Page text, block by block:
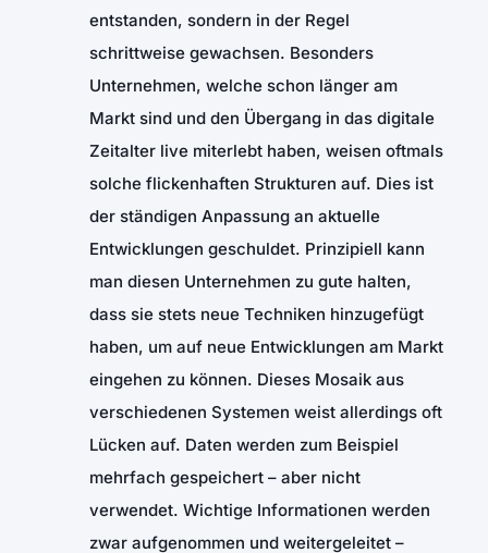
entstanden, sondern in der Regel
schrittweise gewachsen. Besonders
Unternehmen, welche schon länger am
Markt sind und den Übergang in das digitale
Zeitalter live miterlebt haben, weisen oftmals
solche flickenhaften Strukturen auf. Dies ist
der ständigen Anpassung an aktuelle
Entwicklungen geschuldet. Prinzipiell kann
man diesen Unternehmen zu gute halten,
dass sie stets neue Techniken hinzugefügt
haben, um auf neue Entwicklungen am Markt
eingehen zu können. Dieses Mosaik aus
verschiedenen Systemen weist allerdings oft
Lücken auf. Daten werden zum Beispiel
mehrfach gespeichert – aber nicht
verwendet. Wichtige Informationen werden
zwar aufgenommen und weitergeleitet –